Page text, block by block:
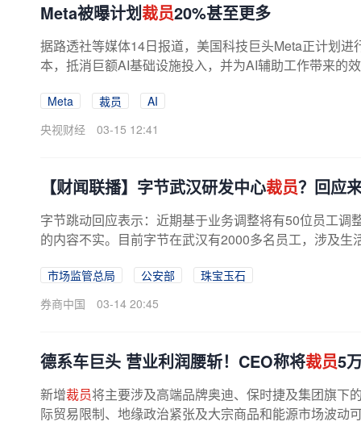
Meta被曝计划裁员20%甚至更多
据路透社等媒体14日报道，美国科技巨头Meta正计划进
本，抵消巨额AI基础设施投入，并为AI辅助工作带来的
Meta 裁员
AI
央视财经
03-15 12:41
【财闻联播】字节武汉研发中心裁员？回应
字节跳动回应表示：近期基于业务调整将有50位员工调
的内容不实。目前字节在武汉有2000多名员工，涉及
市场监管总局 公安部
珠宝玉石
券商中国
03-14 20:45
德系车巨头 营业利润腰斩！CEO称将裁员5
新增裁员将主要涉及高端品牌奥迪、保时捷及集团旗下
际贸易限制、地缘政治紧张及大宗商品和能源市场波动